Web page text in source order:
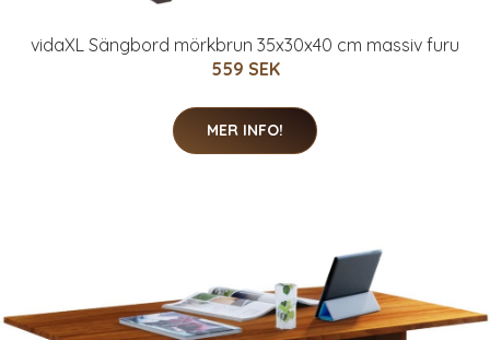
vidaXL Sängbord mörkbrun 35x30x40 cm massiv furu
559 SEK
MER INFO!